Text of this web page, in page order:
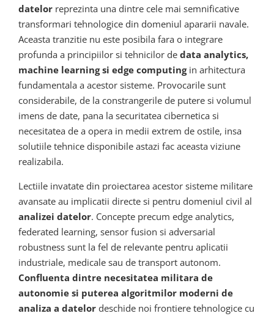
datelor reprezinta una dintre cele mai semnificative
transformari tehnologice din domeniul apararii navale.
Aceasta tranzitie nu este posibila fara o integrare
profunda a principiilor si tehnicilor de data analytics,
machine learning si edge computingin arhitectura
fundamentala a acestor sisteme. Provocarile sunt
considerabile, de la constrangerile de putere si volumul
imens de date, pana la securitatea cibernetica si
necesitatea de a opera in medii extrem de ostile, insa
solutiile tehnice disponibile astazi fac aceasta viziune
realizabila.
Lectiile invatate din proiectarea acestor sisteme militare
avansate au implicatii directe si pentru domeniul civil al
analizei datelor. Concepte precum edge analytics,
federated learning, sensor fusion si adversarial
robustness sunt la fel de relevante pentru aplicatii
industriale, medicale sau de transport autonom.
Confluenta dintre necesitatea militara de
autonomie si puterea algoritmilor moderni de
analiza a datelor deschide noi frontiere tehnologice cu